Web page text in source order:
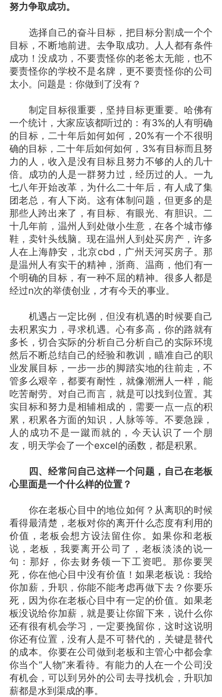
努力争取成功。
选择自己的奋斗目标，把目标分割成一个个
目标，不断地前进。去争取成功。人人都有条件
成功！没成功，不要责怪你的老爸太无能，也不
要责怪你的学校不是名牌，更不要责怪你的公司
太小。问题是：你做到了没有？
制定目标很重要，坚持目标更重要。哈佛有
一个统计，大家应该都听过的：有3%的人有明确
的目标，二十年后如何如何，20%有一个不很明
确的目标，二十年后如何如何，3%有目标而且努
力的人，收入是没有目标且努力不够的人的几十
倍。成功的人是一群努力过，经历过的人。一九
七八年开始改革，为什么二十年后，有人成了集
团老总，有人下岗。这有体制问题，但更多的是
那些人跨出来了，有目标、有眼光、有胆识。二
十几年前，温州人到处做小生意，在各个城市修
鞋，卖针头线脑。现在温州人到处买房产，许多
人在上海静安，北京cbd，广州天河买房子。那
是温州人有实干的精神，浙商、温商，他们有一
个明确的目标，有一种不屈的精神。很多人都是
经过n次的举债创业，才有今天的事业。
机遇占一定比例，但没有机遇的时候要自己
去积累实力，寻求机遇。心有多高，你的路就有
多长，切合实际的分析自己分析自己的实际环境
然后不断总结自己的经验和教训，瞄准自己的职
业发展目标，一步一步的脚踏实地的往前走，不
管多么艰辛，都要有耐性，就像潮洲人一样，能
吃苦耐劳。对自己而言，就是可以找到位置。其
实目标和努力是相辅相成的，需要一点一点的积
累，积累各方面的知识，人脉等等。不要急躁，
人的成功不是一蹴而就的，今天认识了一个朋
友，明天学会了一个excel的函数，都是积累。
四、经常问自己这样一个问题，自己在老板
心里面是一个什么样的位置？
你在老板心目中的地位如何？从离职的时候
看得最清楚，老板对你的离开什么态度有利用的
价值，老板会想方设法留住你。如果你和老板
说，老板，我要离开公司了，老板淡淡的说一
句：那好，你去财务领一下工资吧。那你要哭
死，你在他心目中没有价值！如果老板说：我给
你加薪，升职，你能不能考虑再做下去？你要乐
死，因为你在老板心目中有一定的价值。如果老
板没说给你加薪，就是要让你留下来，说什么你
还有很有机会学习，一定要挽留你，这时这说明
你还有位置，没有人是不可替代的，关键是替代
的成本。你要在公司做到老板和主管心中都会拿
你当个“人物”来看待。有能力的人在一个公司没
有机会，可以到另外的公司去寻找机会，升职加
薪都是水到渠成的事。